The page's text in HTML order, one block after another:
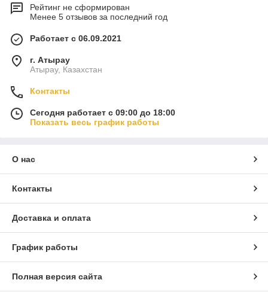
Рейтинг не сформирован
Менее 5 отзывов за последний год
Работает с 06.09.2021
г. Атырау
Атырау, Казахстан
Контакты
Сегодня работает с 09:00 до 18:00
Показать весь график работы
О нас
Контакты
Доставка и оплата
График работы
Полная версия сайта